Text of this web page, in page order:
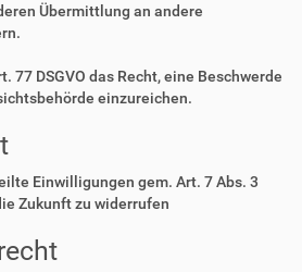
Übermittlung an andere
77 DSGVO das Recht, eine Beschwerde
einzureichen.
Einwilligungen gem. Art. 7 Abs. 3
Zukunft zu widerrufen